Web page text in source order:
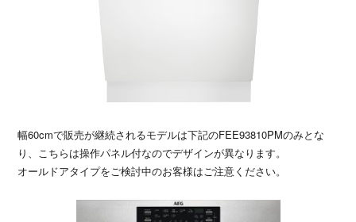
幅60cmで販売が継続されるモデルは下記のFEE93810PMのみとな
り、こちらは操作パネル付なのでデザインが異なります。
オールドアタイプをご検討中のお客様はご注意ください。